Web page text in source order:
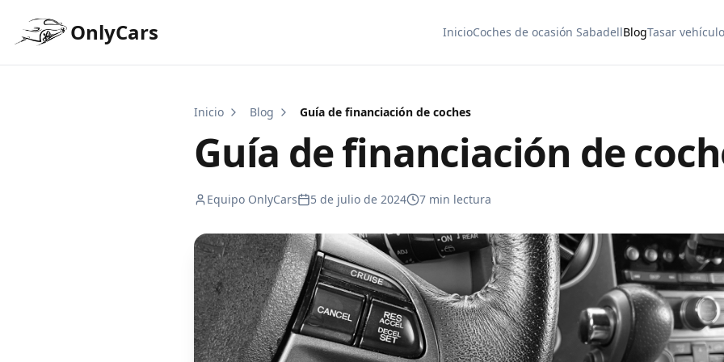
OnlyCars InicioCoches de ocasión SabadellBlogTasar vehículo
Inicio Blog Guía de financiación de coches
Guía de financiación de
Equipo OnlyCars 5 de julio de 2024 7 min lectura